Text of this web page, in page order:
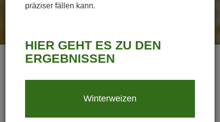
präziser fällen kann.
HIER GEHT ES ZU DEN
ERGEBNISSEN
Winterweizen
neuer Sorten für den Anbau zugänglich zu machen.
BUNDESSORTENVERSUCH
leistungsstarke Sorten. Diese vereinen optimierte Ertrags-,